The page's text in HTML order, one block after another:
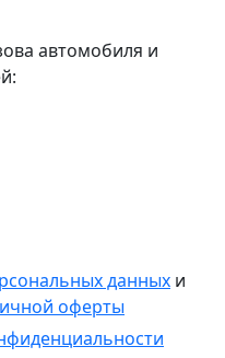
автомобиля и
данных и
оферты